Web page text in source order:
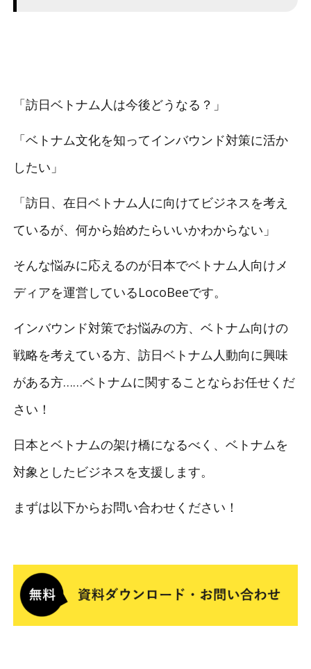
「訪日ベトナム人は今後どうなる？」
「ベトナム文化を知ってインバウンド対策に活か
したい」
「訪日、在日ベトナム人に向けてビジネスを考え
ているが、何から始めたらいいかわからない」
そんな悩みに応えるのが日本でベトナム人向けメ
ディアを運営しているLocoBeeです。
インバウンド対策でお悩みの方、ベトナム向けの
戦略を考えている方、訪日ベトナム人動向に興味
がある方……ベトナムに関することならお任せくだ
さい！
日本とベトナムの架け橋になるべく、ベトナムを
対象としたビジネスを支援します。
まずは以下からお問い合わせください！